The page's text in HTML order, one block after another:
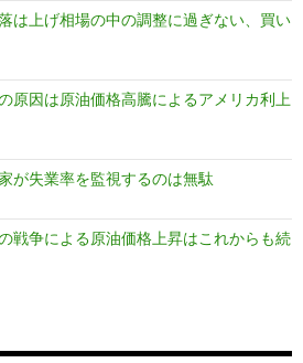
は上げ相場の中の調整に過ぎない、買い
原因は原油価格高騰によるアメリカ利上
が失業率を監視するのは無駄
戦争による原油価格上昇はこれからも続